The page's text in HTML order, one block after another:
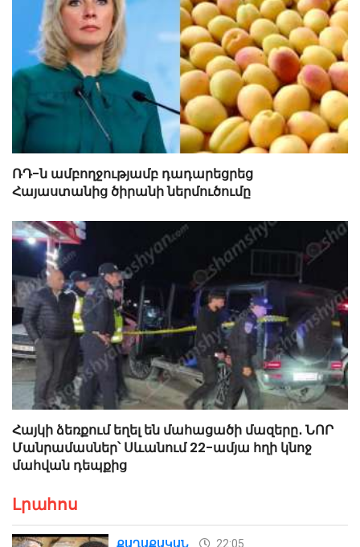
ՌԴ-ն ամբողջությամբ դադարեցրեց
Հայաստանից ծիրանի ներմուծումը
Հայկի ձեռքում եղել են մահացածի մազերը․ ՆՈՐ
Մանրամասներ՝ Սևանում 22-ամյա հղի կնոջ
մահվան դեպքից
Լրահոս
ՔԱՂԱՔԱԿԱՆ 22:05